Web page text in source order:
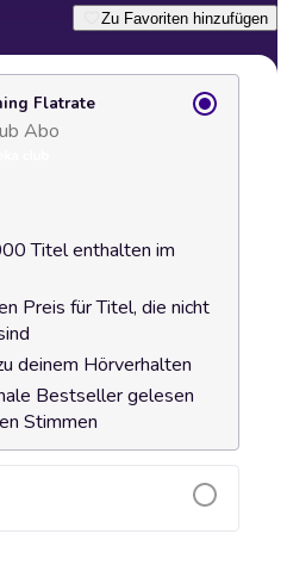
Zu Favoriten hinzufügen
Flatrate
Abo
Titel enthalten im
Preis für Titel, die nicht
deinem Hörverhalten
Bestseller gelesen
Stimmen
hinzufügen